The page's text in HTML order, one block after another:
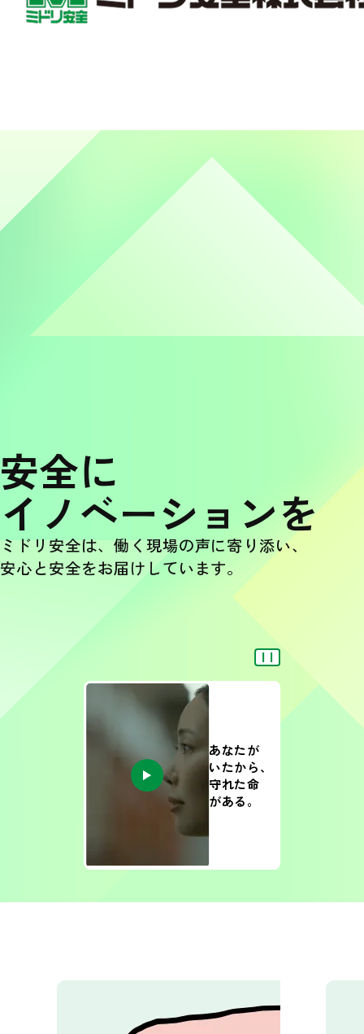
安全に
イノベーションを
ミドリ安全は、働く現場の声に寄り添い、
安心と安全をお届けしています。
あなたが
いたから、
守れた命
がある。